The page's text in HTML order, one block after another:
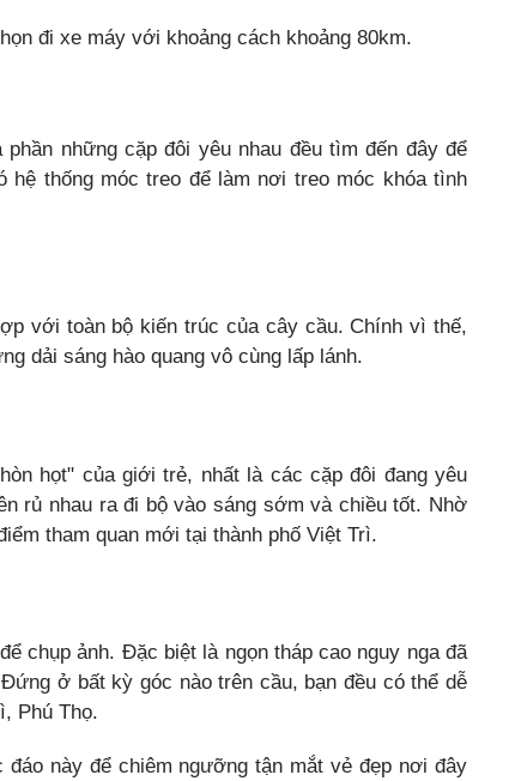
đi xe máy với khoảng cách khoảng 80km.
những cặp đôi yêu nhau đều tìm đến đây để
thống móc treo để làm nơi treo móc khóa tình
với toàn bộ kiến trúc của cây cầu. Chính vì thế,
dải sáng hào quang vô cùng lấp lánh.
họt" của giới trẻ, nhất là các cặp đôi đang yêu
rủ nhau ra đi bộ vào sáng sớm và chiều tốt. Nhờ
tham quan mới tại thành phố Việt Trì.
chụp ảnh. Đặc biệt là ngọn tháp cao nguy nga đã
ở bất kỳ góc nào trên cầu, bạn đều có thể dễ
Phú Thọ.
này để chiêm ngưỡng tận mắt vẻ đẹp nơi đây